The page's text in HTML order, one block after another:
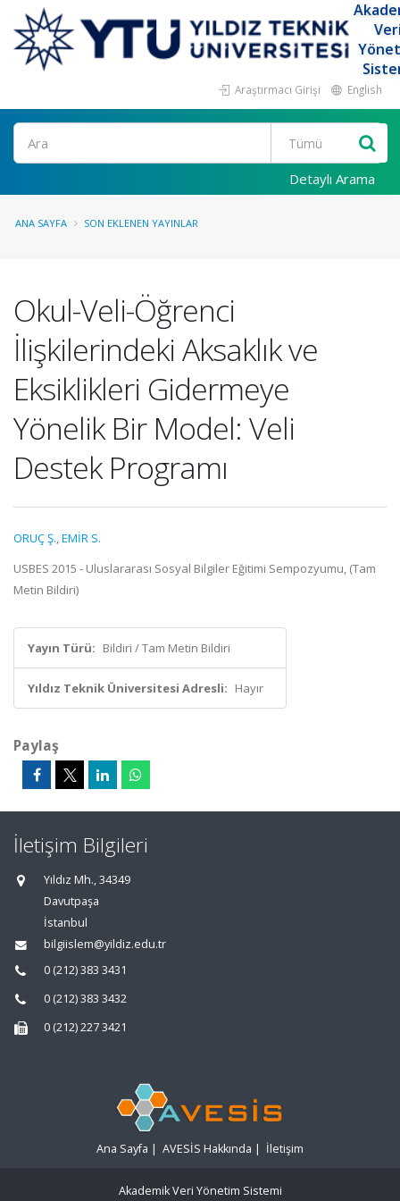
Araştırmacı Girişi English
Ara
Detaylı Arama
ANA SAYFA SON EKLENEN YAYINLAR
Okul-Veli-Öğrenci
İlişkilerindeki Aksaklık ve
Eksiklikleri Gidermeye
Yönelik Bir Model: Veli
Destek Programı
ORUÇ Ş.,EMİR S.
USBES 2015 - Uluslararası Sosyal Bilgiler Eğitimi Sempozyumu, (Tam
Metin Bildiri)
Yayın Türü: Bildiri / Tam Metin Bildiri
Yıldız Teknik Üniversitesi Adresli: Hayır
Paylaş
İletişim Bilgileri
Yıldız Mh., 34349
Davutpaşa
İstanbul
bilgiislem@yildiz.edu.tr
0 (212) 383 3431
0 (212) 383 3432
0 (212) 227 3421
Ana Sayfa | AVESİS Hakkında | İletişim
Akademik Veri Yönetim Sistemi